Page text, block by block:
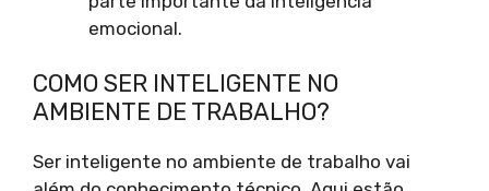
emocional.
COMO SER INTELIGENTE NO
AMBIENTE DE TRABALHO?
Ser inteligente no ambiente de trabalho vai